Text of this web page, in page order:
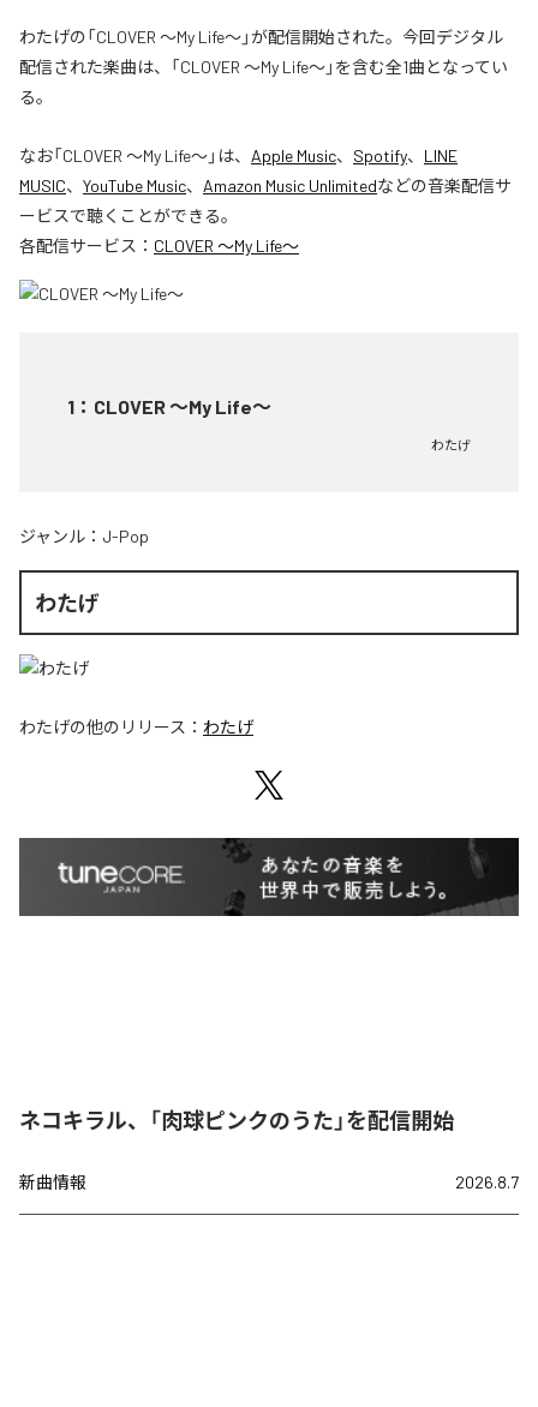
わたげの「CLOVER ～My Life～」が配信開始された。今回デジタル
配信された楽曲は、「CLOVER ～My Life～」を含む全1曲となってい
る。
なお「CLOVER ～My Life～」は、 Apple Music、 Spotify、 LINE
MUSIC、 YouTube Music、 Amazon Music Unlimitedなどの音楽配信サ
ービスで聴くことができる。
各配信サービス： CLOVER ～My Life～
1 ： CLOVER ～My Life～
わたげ
ジャンル： J-Pop
わたげ
わたげの他のリリース： わたげ
ネコキラル、「肉球ピンクのうた」を配信開始
新曲情報 2026.8.7